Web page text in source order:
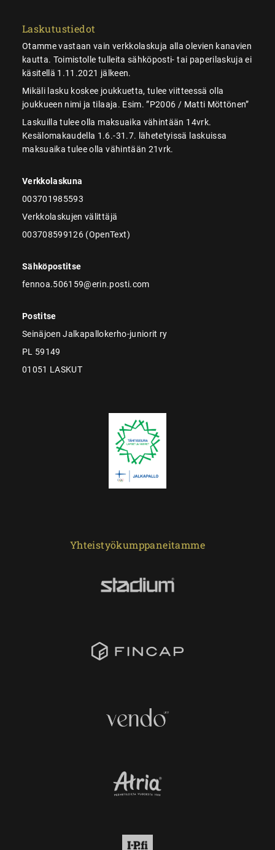
Laskutustiedot
Otamme vastaan vain verkkolaskuja alla olevien kanavien
kautta. Toimistolle tulleita sähköposti- tai paperilaskuja ei
käsitellä 1.11.2021 jälkeen.
Mikäli lasku koskee joukkuetta, tulee viitteessä olla
joukkueen nimi ja tilaaja. Esim. ”P2006 / Matti Möttönen”
Laskuilla tulee olla maksuaika vähintään 14vrk.
Kesälomakaudella 1.6.-31.7. lähetetyissä laskuissa
maksuaika tulee olla vähintään 21vrk.
Verkkolaskuna
003701985593
Verkkolaskujen välittäjä
003708599126 (OpenText)
Sähköpostitse
fennoa.506159@erin.posti.com
Postitse
Seinäjoen Jalkapallokerho-juniorit ry
PL 59149
01051 LASKUT
Yhteistyökumppaneitamme